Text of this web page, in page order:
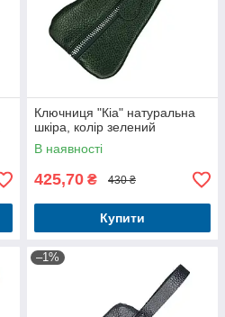
Ключниця "Кіа" натуральна
шкіра, колір зелений
В наявності
425,70 ₴ 430 ₴
Купити
–1%